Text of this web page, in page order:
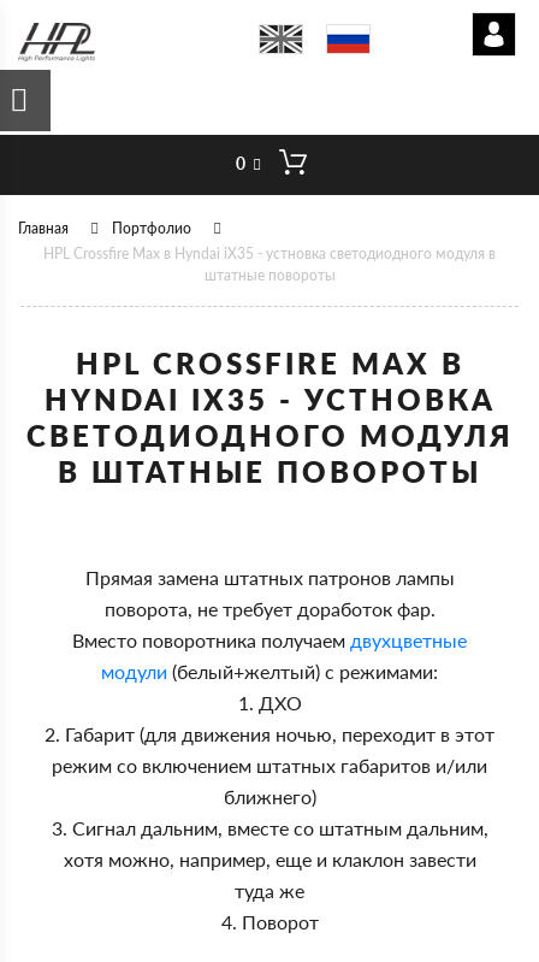
0
Главная
Портфолио
HPL Crossfire Max в Hyndai iX35 - устновка светодиодного модуля в
штатные повороты
HPL CROSSFIRE MAX В
HYNDAI IX35 - УСТНОВКА
СВЕТОДИОДНОГО МОДУЛЯ
В ШТАТНЫЕ ПОВОРОТЫ
Прямая замена штатных патронов лампы
поворота, не требует доработок фар.
Вместо поворотника получаем двухцветные
модули (белый+желтый) с режимами:
1. ДХО
2. Габарит (для движения ночью, переходит в этот
режим со включением штатных габаритов и/или
ближнего)
3. Сигнал дальним, вместе со штатным дальним,
хотя можно, например, еще и клаклон завести
туда же
4. Поворот